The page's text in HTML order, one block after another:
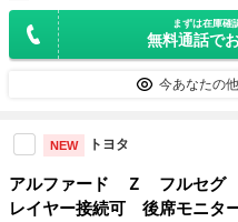
まずは在庫確
無料通話で
今あなたの
NEW トヨタ
アルファード Ｚ フルセグ
レイヤー接続可 後席モニ